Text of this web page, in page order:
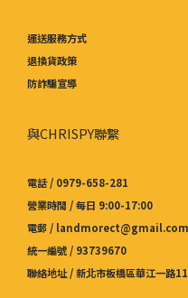
運送服務方式
退換貨政策
防詐騙宣導
與CHRISPY聯繫
電話 / 0979-658-281
營業時間 / 每日 9:00-17:00
電郵 / landmorect@gmail.com
統一編號 / 93739670
聯絡地址 / 新北市板橋區華江一路